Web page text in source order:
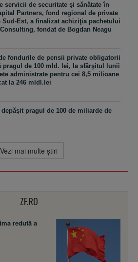
servicii de securitate şi sănătate în
Partners, fond regional de private
Est, a finalizat achiziţia pachetului
fondat de Bogdan Neagu
fondurile de pensii private obligatorii
pragul de 100 mld. lei, la sfârşitul lunii
administrate pentru cei 8,5 milioane
la 246 mldl.lei
pragul de 100 de miliarde de
Vezi mai multe ştiri
ZF.RO
redută a